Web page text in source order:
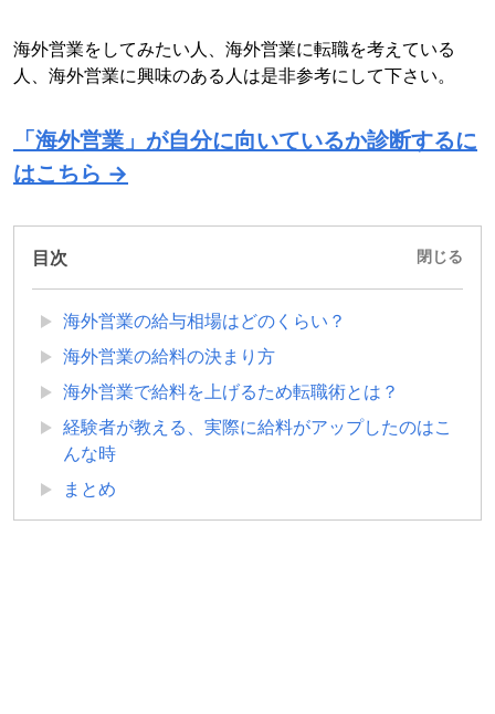
海外営業をしてみたい人、海外営業に転職を考えている
人、海外営業に興味のある人は是非参考にして下さい。
「海外営業」が自分に向いているか診断するに
はこちら →
目次 閉じる
海外営業の給与相場はどのくらい？
海外営業の給料の決まり方
海外営業で給料を上げるため転職術とは？
経験者が教える、実際に給料がアップしたのはこ
んな時
まとめ